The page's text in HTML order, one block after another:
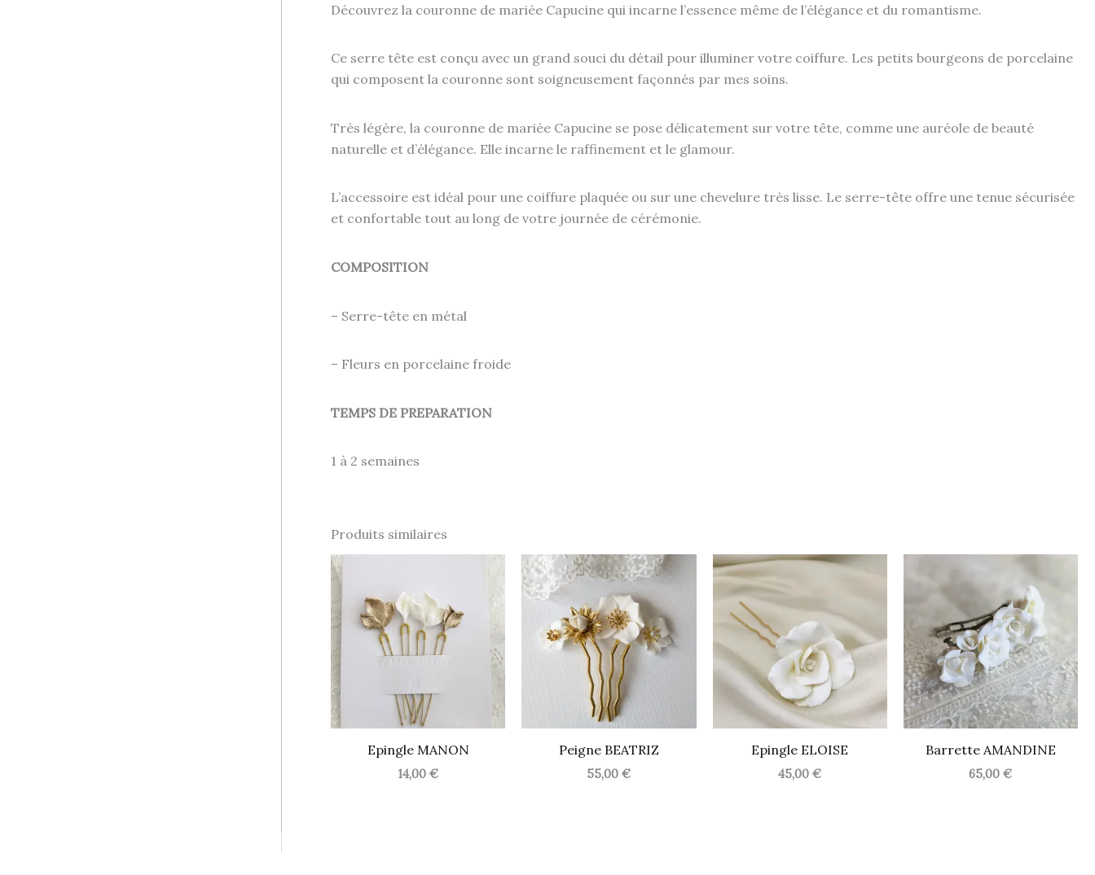
Découvrez la couronne de mariée Capucine qui incarne l’essence même de l’élégance et du romantisme.
Ce serre tête est conçu avec un grand souci du détail pour illuminer votre coiffure. Les petits bourgeons de porcelaine
qui composent la couronne sont soigneusement façonnés par mes soins.
Très légère, la couronne de mariée Capucine se pose délicatement sur votre tête, comme une auréole de beauté
naturelle et d’élégance. Elle incarne le raffinement et le glamour.
L’accessoire est idéal pour une coiffure plaquée ou sur une chevelure très lisse. Le serre-tête offre une tenue sécurisée
et confortable tout au long de votre journée de cérémonie.
COMPOSITION
– Serre-tête en métal
– Fleurs en porcelaine froide
TEMPS DE PREPARATION
1 à 2 semaines
Produits similaires
Epingle MANON
14,00€
Peigne BEATRIZ
55,00€
Epingle ELOISE
45,00€
Barrette AMANDINE
65,00€